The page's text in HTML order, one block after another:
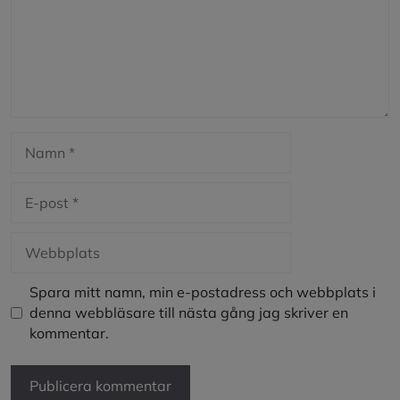
post
Spara mitt namn, min e-postadress och webbplats i
denna webbläsare till nästa gång jag skriver en
kommentar.